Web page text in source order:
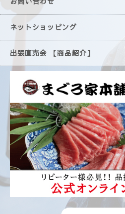
ネットショッピング
出張直売会 【商品紹介】